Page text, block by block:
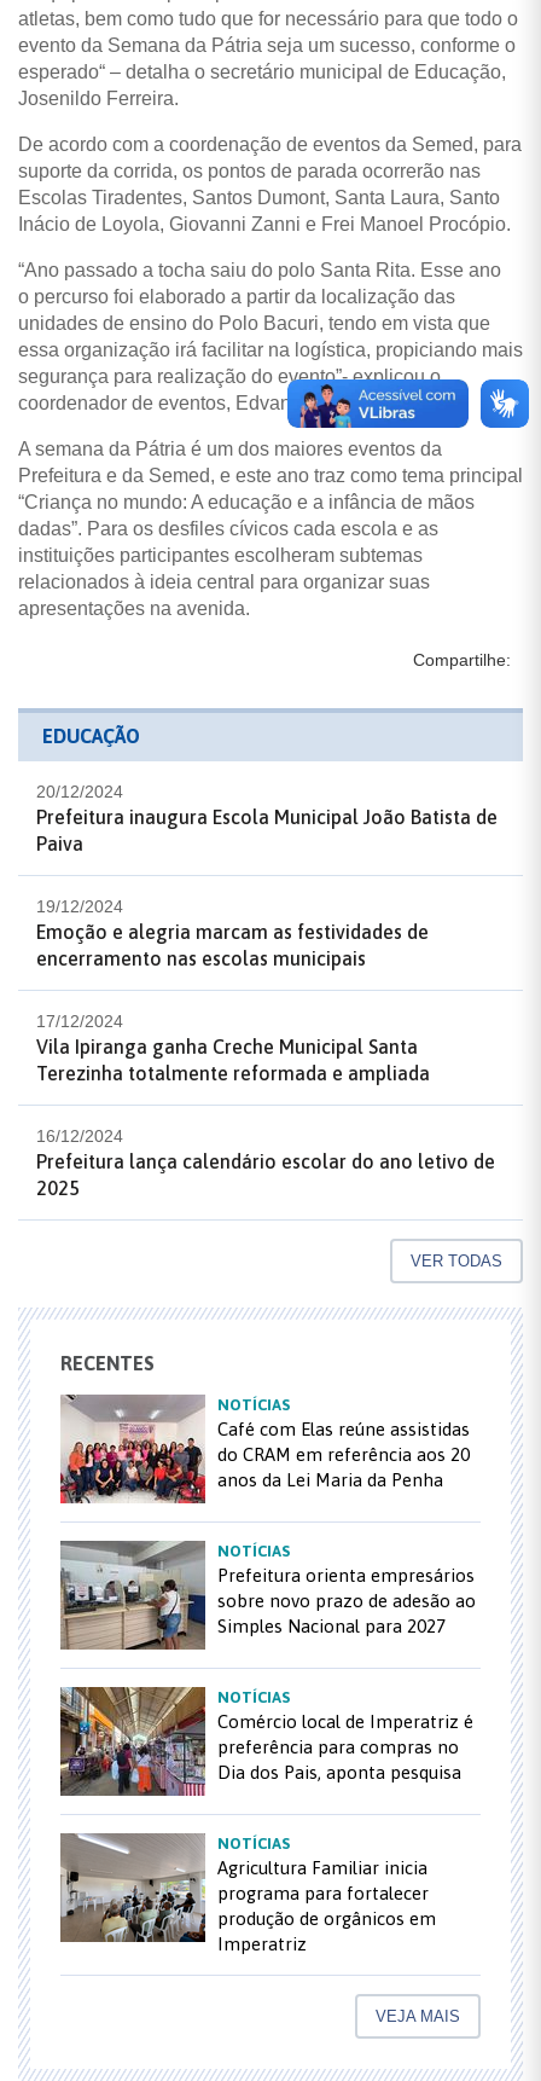
atletas, bem como tudo que for necessário para que todo o
evento da Semana da Pátria seja um sucesso, conforme o
esperado“ – detalha o secretário municipal de Educação,
Josenildo Ferreira.
De acordo com a coordenação de eventos da Semed, para
suporte da corrida, os pontos de parada ocorrerão nas
Escolas Tiradentes, Santos Dumont, Santa Laura, Santo
Inácio de Loyola, Giovanni Zanni e Frei Manoel Procópio.
“Ano passado a tocha saiu do polo Santa Rita. Esse ano
o percurso foi elaborado a partir da localização das
unidades de ensino do Polo Bacuri, tendo em vista que
essa organização irá facilitar na logística, propiciando mais
segurança para realização do evento”- explicou o
coordenador de eventos, Edvan Nobre.
A semana da Pátria é um dos maiores eventos da
Prefeitura e da Semed, e este ano traz como tema principal
“Criança no mundo: A educação e a infância de mãos
dadas”. Para os desfiles cívicos cada escola e as
instituições participantes escolheram subtemas
relacionados à ideia central para organizar suas
apresentações na avenida.
Compartilhe:
EDUCAÇÃO
20/12/2024
Prefeitura inaugura Escola Municipal João Batista de
Paiva
19/12/2024
Emoção e alegria marcam as festividades de
encerramento nas escolas municipais
17/12/2024
Vila Ipiranga ganha Creche Municipal Santa
Terezinha totalmente reformada e ampliada
16/12/2024
Prefeitura lança calendário escolar do ano letivo de
2025
VER TODAS
RECENTES
NOTÍCIAS
Café com Elas reúne assistidas
do CRAM em referência aos 20
anos da Lei Maria da Penha
NOTÍCIAS
Prefeitura orienta empresários
sobre novo prazo de adesão ao
Simples Nacional para 2027
NOTÍCIAS
Comércio local de Imperatriz é
preferência para compras no
Dia dos Pais, aponta pesquisa
NOTÍCIAS
Agricultura Familiar inicia
programa para fortalecer
produção de orgânicos em
Imperatriz
VEJA MAIS